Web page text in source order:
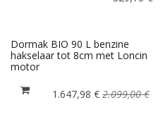
Dormak BIO 90 L benzine
hakselaar tot 8cm met Loncin
motor
1.647,98 € 2.099,00€